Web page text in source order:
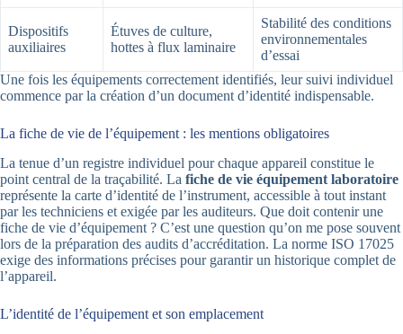
Dispositifs
auxiliaires
Étuves de culture,
hottes à flux laminaire
Stabilité des conditions
environnementales
d’essai
Une fois les équipements correctement identifiés, leur suivi individuel
commence par la création d’un document d’identité indispensable.
La fiche de vie de l’équipement : les mentions obligatoires
La tenue d’un registre individuel pour chaque appareil constitue le
point central de la traçabilité. La fiche de vie équipement laboratoire
représente la carte d’identité de l’instrument, accessible à tout instant
par les techniciens et exigée par les auditeurs. Que doit contenir une
fiche de vie d’équipement ? C’est une question qu’on me pose souvent
lors de la préparation des audits d’accréditation. La norme ISO 17025
exige des informations précises pour garantir un historique complet de
l’appareil.
L’identité de l’équipement et son emplacement